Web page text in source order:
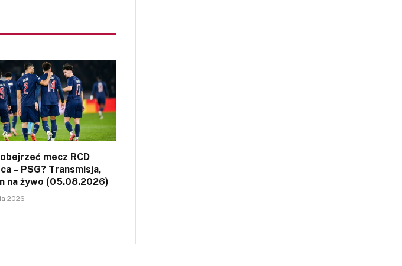
mecz RCD
– PSG? Transmisja,
na żywo (05.08.2026)
2026